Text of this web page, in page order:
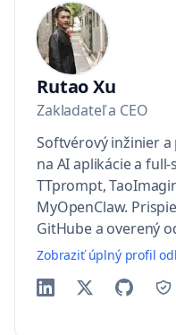
Rutao Xu
Zakladateľ a CEO
Softvérový inžinier
na AI aplikácie a
TTprompt,
MyOpenClaw.
GitHube a overený
Zobraziť úplný profil